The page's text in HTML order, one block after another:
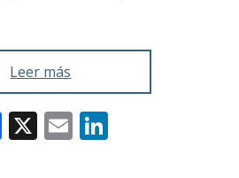
Leer más
Facebook
X EmailLinkedIn